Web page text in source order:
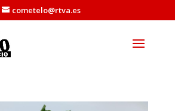
cometelo@rtva.es